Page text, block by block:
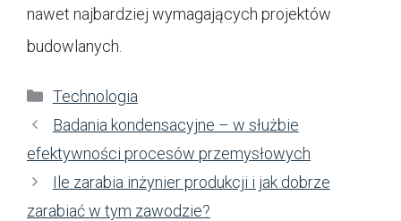
nawet najbardziej wymagających projektów
budowlanych.
Kategorie
Technologia
Badania kondensacyjne – w służbie
efektywności procesów przemysłowych
Ile zarabia inżynier produkcji i jak dobrze
zarabiać w tym zawodzie?